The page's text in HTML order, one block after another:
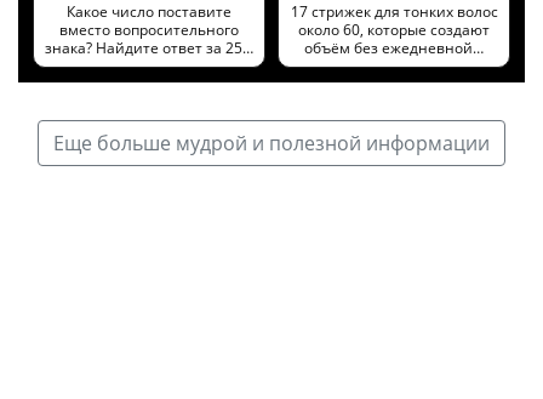
Какое число поставите
вместо вопросительного
знака? Найдите ответ за 25…
17 стрижек для тонких волос
около 60, которые создают
объём без ежедневной…
Еще больше мудрой и полезной информации